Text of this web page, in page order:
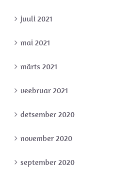
juuli 2021
mai 2021
märts 2021
veebruar 2021
detsember 2020
november 2020
september 2020